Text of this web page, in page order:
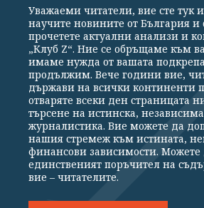
Общи условия
Политика за
Реклама
Партньори
Екип
Издател на www.clubz.bg е „Клуб Зебра
Константинов" 3. Всички права запазени
Препечатването на материали, снимки и
Уважаеми читатели, вие сте тук
научите новините от България и
прочетете актуални анализи и
„Клуб Z“. Ние се обръщаме към
имаме нужда от вашата
продължим. Вече години вие,
държави на всички континенти
отваряте всеки ден страницата
търсене на истинска,
журналистика. Вие можете да
нашия стремеж към истината,
финансови зависимости. Можете
единственият поръчител на
вие – читателите.